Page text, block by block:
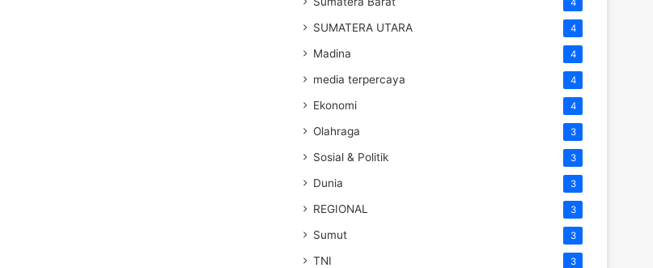
4
SUMATERA UTARA 4
Madina 4
media terpercaya 4
Ekonomi 4
Olahraga 3
Sosial & Politik 3
Dunia 3
REGIONAL 3
Sumut 3
TNI 3